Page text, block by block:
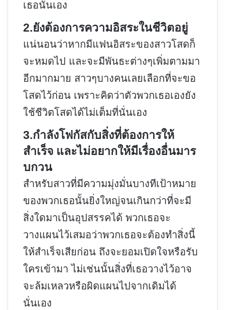
เธอนั่นเอง
2.ยังต้องการความอิสระในชีวิตอยู่
แน่นอนว่าหากมีแฟนอิสระของสาวโสดก็
จะหมดไป และจะมีพันธะต่างๆเพิ่มตามมา
อีกมากมาย สาวๆบางคนเลยเลือกที่จะขอ
โสดไว้ก่อน เพราะคิดว่าตัวพวกเธอเองยัง
ใช้ชีวิตโสดได้ไม่เต็มที่นั่นเอง
3.กำลังโฟกัสกับสิ่งที่ต้องการให้
สำเร็จ และไม่อยากให้มีเรื่องอื่นมาร
บกวน
สำหรับสาวที่มีความมุ่งมั่นบางทีเป้าหมาย
ของพวกเธอนั้นยิ่งใหญ่จนเกินกว่าที่จะมี
สิ่งใดมาเป็นอุปสรรคได้ พวกเธอจะ
วางแผนไว้เสมอว่าพวกเธอจะต้องทำสิ่งนี้
ให้สำเร็จเสียก่อน ถึงจะยอมเปิดใจหรือรับ
ใครเข้ามา ไม่เช่นนั้นสิ่งที่เธอวางไว้อาจ
จะล้มเหลวหรือผิดแผนไปจากเดิมได้
นั่นเอง